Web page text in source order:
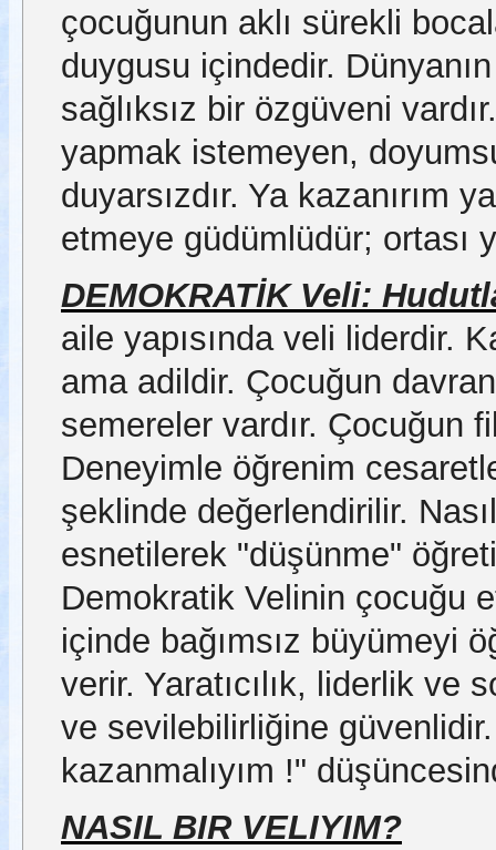
çocuğunun aklı sürekli
duygusu içindedir.
sağlıksız bir özgüveni
yapmak istemeyen,
duyarsızdır. Ya kazanırım
etmeye güdümlüdür; ortası
DEMOKRATİK Veli:
aile yapısında veli liderdir.
ama adildir. Çocuğun
semereler vardır. Çocuğun
Deneyimle öğrenim
şeklinde değerlendirilir.
esnetilerek "düşünme"
Demokratik Velinin çocuğu
içinde bağımsız büyümeyi
verir. Yaratıcılık, liderlik ve
ve sevilebilirliğine
kazanmalıyım !"
NASIL BIR VELIYIM?